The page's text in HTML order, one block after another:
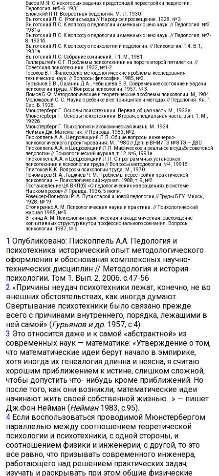
Басов М.Я. О некоторых задачах предстоящей перестройки педологии.
Педология. №5-6. 1931
Блонский П.П. Возрастная педология. М.-Л. 1930
Выготский Л. С. Итоги съезда // Народное просвещение. 1928. № 2
Выготский Л.С. К вопросу о педологии и смежных с нею наук. // Педология. №3.
1931а
Выготский Л.С. К вопросу о педологии и смежных с нею наук. // Педология. №7-
8. 1931б
Выготский Л.С. К вопросу о психологии и педологии. // Психология. Т.4. В.1,
1931в
Выготский Л.С. Собрание сочинений. Т.1. М., 1981
Геллерштейн С.Г. Проблемы психотехники на пороге второй пятилетки. //
Советская психотехника. 1932, №1-2.
Горохов В.Г. Философско-методологические проблемы исследования
технических наук. // Вопросы философии. 1985, №3.
Гуръянов Е.В., Ошанин Д.А., Чебышева В.В. Современное состояние и задачи
психологии труда. // Вопросы психологии, 1957. № 3.
Ломов Б. Ф. Методологические и теоретические проблемы психологии. М„ 1984.
Моложавый С. С. Наука о ребенке в ее принципах и методах // Педология. Кн. 1.
Сер. Б. 1928.
Мюнстерберг Г. Основы психотехники. Первая, общая часть. М., 1922а.
Мюнстерберг Г. Основы психотехники. Вторая, специальная часть, вып. 1. М.,
1922б.
Мюнстерберг Г. Психология и экономическая жизнь. М..1924.
Нейман Дж. Математик. // Природа. 1983, № 2.
Пископпель А.А., Щедровицкий Л.П. Общие вопросы инженерно-
психологического проектирования. М., 1980 // Деп. в ВНИИТЭ № 8 ТЭ — Д80
Пископпель А.А. и Щедровицкий Л.П. Мифическое и реальное в судьбе советской
педологии // Психологический журнал, т.12, №6, 1991а
Пископпель А.А. и Щедровицкий Л.П. О программных установках
психотехники и психологии труда // Вопросы методологии, №4, 1991б
Платонов К.К. Вопросы психологии труда. М., 1970.
Пономарев Я. А., Гаджиев Ч. М. Проблемы перестройки практической
психологии. — Психологический журнал. 1988, т. 9, №2.
Постановление ЦК ВКП(б) «О педологических извращениях в системе
Наркомпросов» // Правда. 1936. 5 июля.
Розеноер-Вольфсон Р. А. Пути старой и новой педологии // Труды Б ГУ. Минск,
1928. № 19.
Столяренко А. М. Психологическая наука и практика. // Психологический
журнал 1985, № 5.
Эткинд А. М. Психология практическая и академическая: расхождение
когнитивных структур внутри профессионального сознания. Вопросы
психологии. 1987, № 6.
1 Опубликовано: Пископпель А.А. Педология и
психотехника: исторический опыт методологического
оформления и обоснования комплексных научно-
технических дисциплин // Методология и история
психологии. Том 1. Вып. 2. 2006. с.47-56
2 «Причины неудач психотехники лежат, конечно, не во
внешних обстоятельствах, как иногда думают.
Свертывание психотехники было связано прежде
всего с причинами внутреннего, порядка, лежащими в
ней самой» (Гурьянов и др. 1957, с.4).
3 Это относится даже и к самой «абстрактной» из
современных наук — математике: «Утверждение о том,
что математические идеи берут начало в эмпирике,
хотя иногда их генеалогия длинна и неясна, я считаю
хорошим приближением к истине, слишком сложной,
чтобы допустить что- нибудь кроме приближений. Но
после того, как они возникли, математические идеи
начинают жить своей собственной жизнью…» — пишет
Дж.Фон Нейман (Нейман1983, с.95).
4 Если воспользоваться проводимой Мюнстербергом
параллелью между соотношением теоретической
психологии и психотехники, с одной стороны, и
соотношением физики и инженерии, с другой, то это
все равно, что призывать современного инженера,
работающего над решением практических задач,
изучать и раскрывать при этом общие физические